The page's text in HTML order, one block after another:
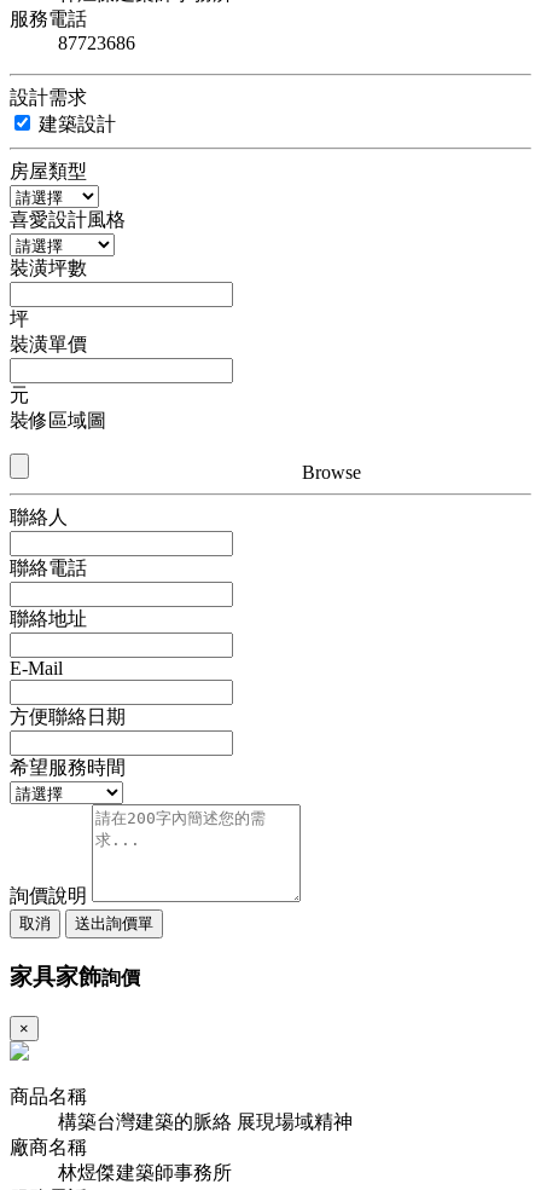
服務電話
87723686
設計需求
建築設計
房屋類型
喜愛設計風格
裝潢坪數
坪
裝潢單價
元
裝修區域圖
Browse
聯絡人
聯絡電話
聯絡地址
E-Mail
方便聯絡日期
希望服務時間
詢價說明
取消 送出詢價單
家具家飾詢價
×
商品名稱
構築台灣建築的脈絡 展現場域精神
廠商名稱
林煜傑建築師事務所